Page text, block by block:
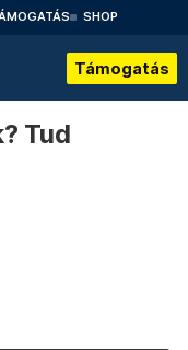
SHOP
Támogatás
Tud